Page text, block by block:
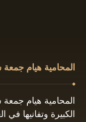
المحامية هيام جمعة
المحامية هيام جمعة
الكبيرة وتفانيها